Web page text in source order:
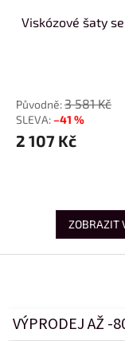
Viskózové šaty
3 581 Kč
–41 %
2 107 Kč
ZOBRAZIT
VÝPRODEJ AŽ -